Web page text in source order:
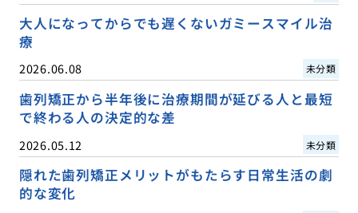
大人になってからでも遅くないガミースマイル治
療
2026.06.08 未分類
歯列矯正から半年後に治療期間が延びる人と最短
で終わる人の決定的な差
2026.05.12 未分類
隠れた歯列矯正メリットがもたらす日常生活の劇
的な変化